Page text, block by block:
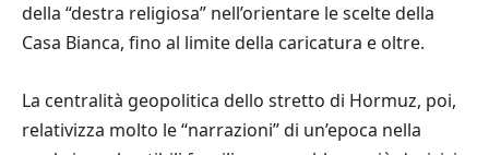
della “destra religiosa” nell’orientare le scelte della
Casa Bianca, fino al limite della caricatura e oltre.
La centralità geopolitica dello stretto di Hormuz, poi,
relativizza molto le “narrazioni” di un’epoca nella